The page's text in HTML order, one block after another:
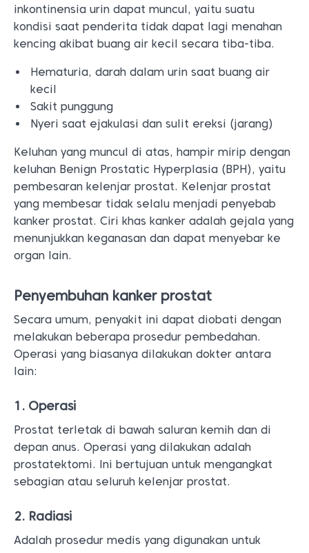
inkontinensia urin dapat muncul, yaitu suatu
kondisi saat penderita tidak dapat lagi menahan
kencing akibat buang air kecil secara tiba-tiba.
Hematuria, darah dalam urin saat buang air
kecil
Sakit punggung
Nyeri saat ejakulasi dan sulit ereksi (jarang)
Keluhan yang muncul di atas, hampir mirip dengan
keluhan Benign Prostatic Hyperplasia (BPH), yaitu
pembesaran kelenjar prostat. Kelenjar prostat
yang membesar tidak selalu menjadi penyebab
kanker prostat. Ciri khas kanker adalah gejala yang
menunjukkan keganasan dan dapat menyebar ke
organ lain.
Penyembuhan kanker prostat
Secara umum, penyakit ini dapat diobati dengan
melakukan beberapa prosedur pembedahan.
Operasi yang biasanya dilakukan dokter antara
lain:
1. Operasi
Prostat terletak di bawah saluran kemih dan di
depan anus. Operasi yang dilakukan adalah
prostatektomi. Ini bertujuan untuk mengangkat
sebagian atau seluruh kelenjar prostat.
2. Radiasi
Adalah prosedur medis yang digunakan untuk